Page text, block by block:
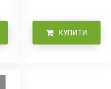
КУПИТИ